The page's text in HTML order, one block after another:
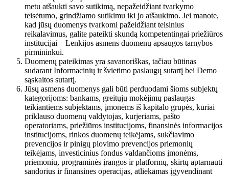
metu atšaukti savo sutikimą, nepažeidžiant tvarkymo
teisėtumo, grindžiamo sutikimu iki jo atšaukimo. Jei manote,
kad jūsų duomenys tvarkomi pažeidžiant teisinius
reikalavimus, galite pateikti skundą kompetentingai priežiūros
institucijai – Lenkijos asmens duomenų apsaugos tarnybos
pirmininkui.
Duomenų pateikimas yra savanoriškas, tačiau būtinas
sudarant Informacinių ir švietimo paslaugų sutartį bei Demo
sąskaitos sutartį.
Jūsų asmens duomenys gali būti perduodami šioms subjektų
kategorijoms: bankams, greitųjų mokėjimų paslaugas
teikiantiems subjektams, įmonėms iš kapitalo grupės, kuriai
priklauso duomenų valdytojas, kurjeriams, pašto
operatoriams, priežiūros institucijoms, finansinės informacijos
institucijoms, rinkos duomenų teikėjams, sukčiavimo
prevencijos ir pinigų plovimo prevencijos priemonių
teikėjams, investicinius fondus valdančioms įmonėms,
priemonių, programinės įrangos ir platformų, skirtų aptarnauti
sandorius ir finansines operacijas, atliekamas įgyvendinant